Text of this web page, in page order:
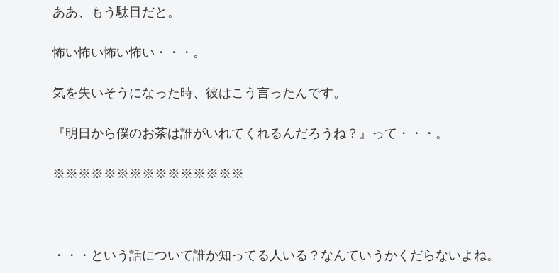
ああ、もう駄目だと。
怖い怖い怖い怖い・・・。
気を失いそうになった時、彼はこう言ったんです。
『明日から僕のお茶は誰がいれてくれるんだろうね？』って・・・。
※※※※※※※※※※※※※※※
・・・という話について誰か知ってる人いる？なんていうかくだらないよね。